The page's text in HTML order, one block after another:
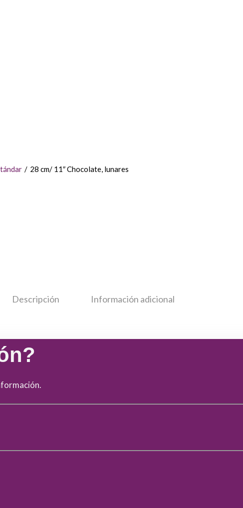
/ 28 cm/ 11″ Chocolate, lunares
Descripción Información adicional